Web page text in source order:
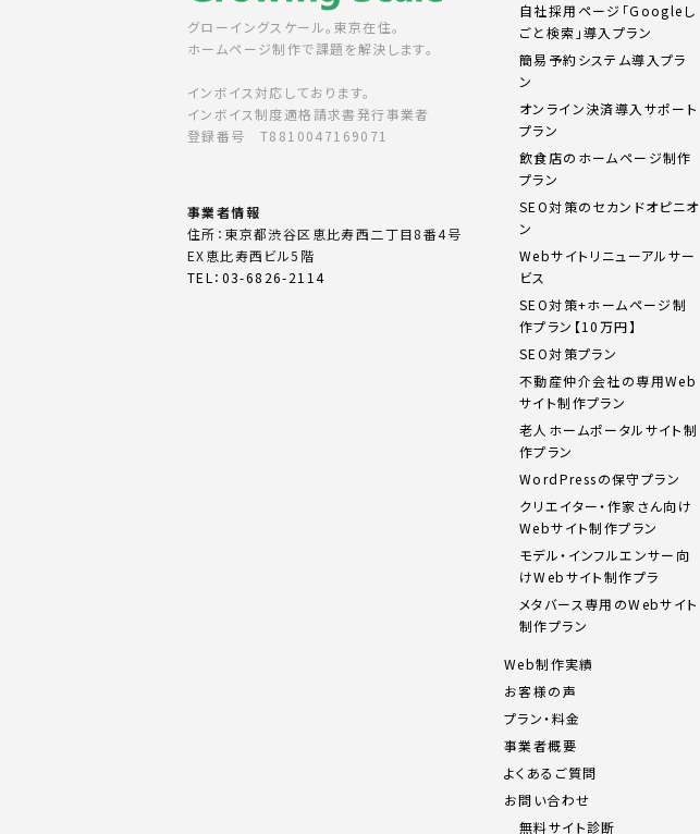
グローイングスケール。東京在住。
ホームページ制作で課題を解決します。
インボイス対応しております。
インボイス制度適格請求書発行事業者
登録番号 T8810047169071
事業者情報
住所：東京都渋谷区恵比寿西二丁目8番4号
EX恵比寿西ビル5階
TEL：03-6826-2114
自社採用ページ「Googleし
ごと検索」導入プラン
簡易予約システム導入プラ
ン
オンライン決済導入サポート
プラン
飲食店のホームページ制作
プラン
SEO対策のセカンドオピニオ
ン
Webサイトリニューアルサー
ビス
SEO対策+ホームページ制
作プラン【10万円】
SEO対策プラン
不動産仲介会社の専用Web
サイト制作プラン
老人ホームポータルサイト制
作プラン
WordPressの保守プラン
クリエイター・作家さん向け
Webサイト制作プラン
モデル・インフルエンサー向
けWebサイト制作プラ
メタバース専用のWebサイト
制作プラン
Web制作実績
お客様の声
プラン・料金
事業者概要
よくあるご質問
お問い合わせ
無料サイト診断